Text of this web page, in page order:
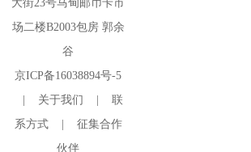
大街23号马甸邮币卡市
场二楼B2003包房 郭余
谷
京ICP备16038894号-5
关于我们
联
系方式
征集合作
伙伴